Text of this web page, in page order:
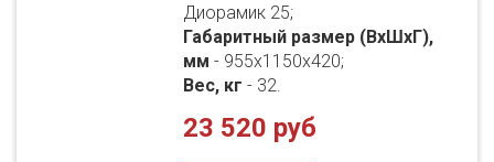
Диорамик 25;
Габаритный размер (ВхШхГ),
мм - 955х1150х420;
Вес, кг - 32.
23 520 руб